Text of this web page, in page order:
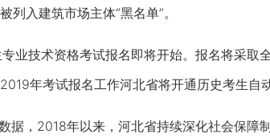
列入建筑市场主体“黑名单”。
技术资格考试报名即将开始。报名将采取
年考试报名工作河北省将开通历史考生自
，2018年以来，河北省持续深化社会保障